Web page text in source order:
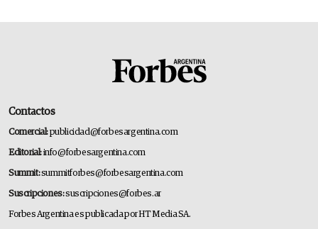
Contactos
Comercial:publicidad@forbesargentina.com
Editorial:info@forbesargentina.com
Summit:summitforbes@forbesargentina.com
Suscripciones:suscripciones@forbes.ar
Forbes Argentina es publicada por HT Media SA.